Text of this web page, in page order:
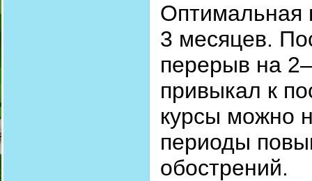
Оптимальная
3 месяцев.
перерыв на
привыкал к
курсы можно
периоды
обострений.